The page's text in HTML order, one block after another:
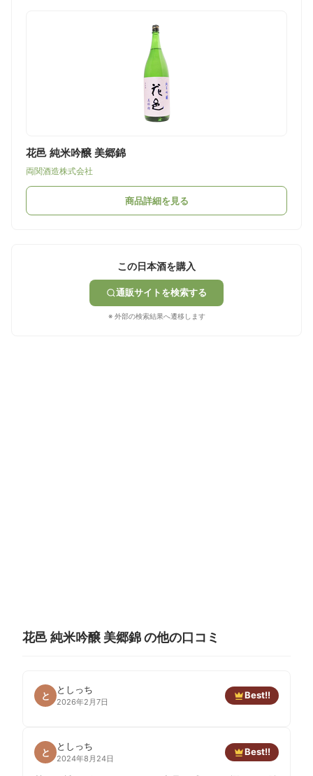
花邑 純米吟醸 美郷錦
両関酒造株式会社
商品詳細を見る
この日本酒を購入
通販サイトを検索する
※ 外部の検索結果へ遷移します
花邑 純米吟醸 美郷錦 の他の口コミ
と
としっち
2026年2月7日
Best!!
と
としっち
2024年8月24日
Best!!